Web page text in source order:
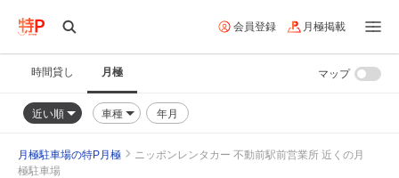
会員登録 月極掲載
時間貸し 月極
近い順 車種 年月
マップ
月極駐車場の特P月極
ニッポンレンタカー 不動前駅前営業所 近くの月
極駐車場